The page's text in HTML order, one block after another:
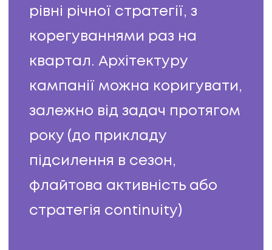
рівні річної стратегії, з
корегуваннями раз на
квартал. Архітектуру
кампанії можна коригувати,
залежно від задач протягом
року (до прикладу
підсилення в сезон,
флайтова активність або
стратегія continuity)